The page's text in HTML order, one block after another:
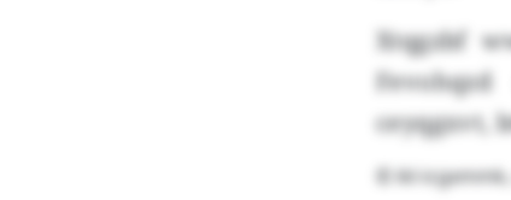
Xtqgzbf
ceyqgxvt,
© ikl-icgxmmk,